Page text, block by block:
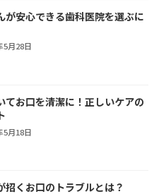
が安心できる歯科医院を選ぶに
5月28日
てお口を清潔に！正しいケアの
5月18日
招くお口のトラブルとは？